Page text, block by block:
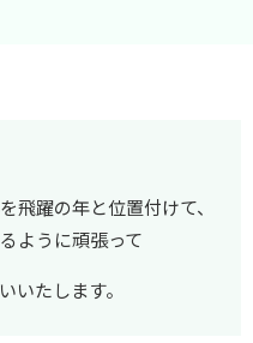
飛躍の年と位置付けて、
ように頑張って
いたします。